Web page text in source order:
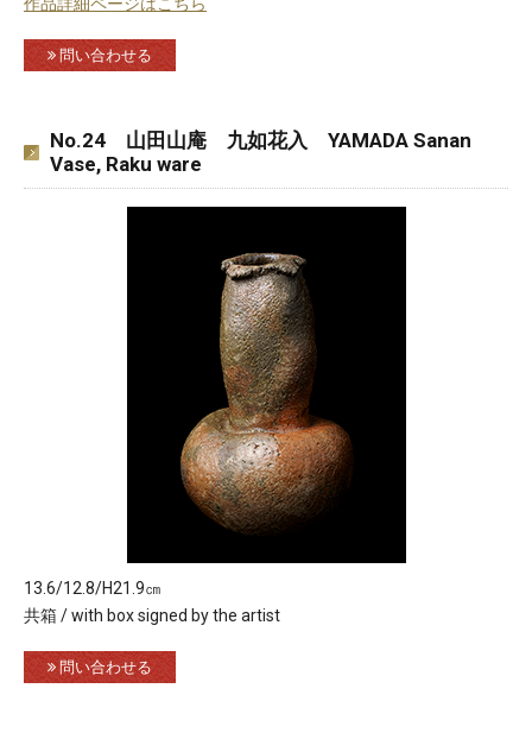
問い合わせる
No.24 山田山庵 九如花入 YAMADA Sanan
Vase, Raku ware
13.6/12.8/H21.9㎝
共箱 / with box signed by the artist
問い合わせる